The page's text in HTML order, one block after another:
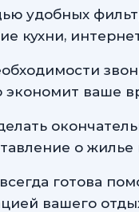
удобных
кухни,
экономит ваше
о жилье
готова
вашего